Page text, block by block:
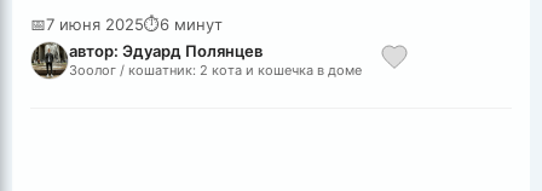
📅7 июня 2025⏱6 минут
автор: Эдуард Полянцев
Зоолог / кошатник: 2 кота и кошечка в доме